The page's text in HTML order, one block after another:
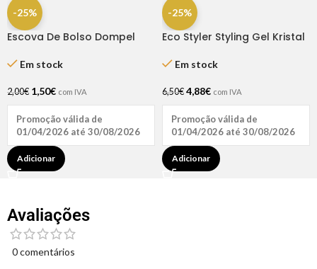
-25%
Escova De Bolso Dompel
Em stock
2,00€ 1,50€ com IVA
Promoção válida de
01/04/2026 até 30/08/2026
Adicionar
-25%
Eco Styler Styling Gel Kristal
Em stock
6,50€ 4,88€ com IVA
Promoção válida de
01/04/2026 até 30/08/2026
Adicionar
Avaliações
0 comentários